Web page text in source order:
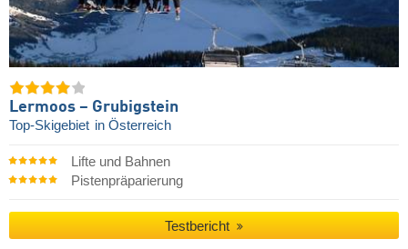
Lermoos – Grubigstein
Top-Skigebiet in Österreich
Lifte und Bahnen
Pistenpräparierung
Testbericht